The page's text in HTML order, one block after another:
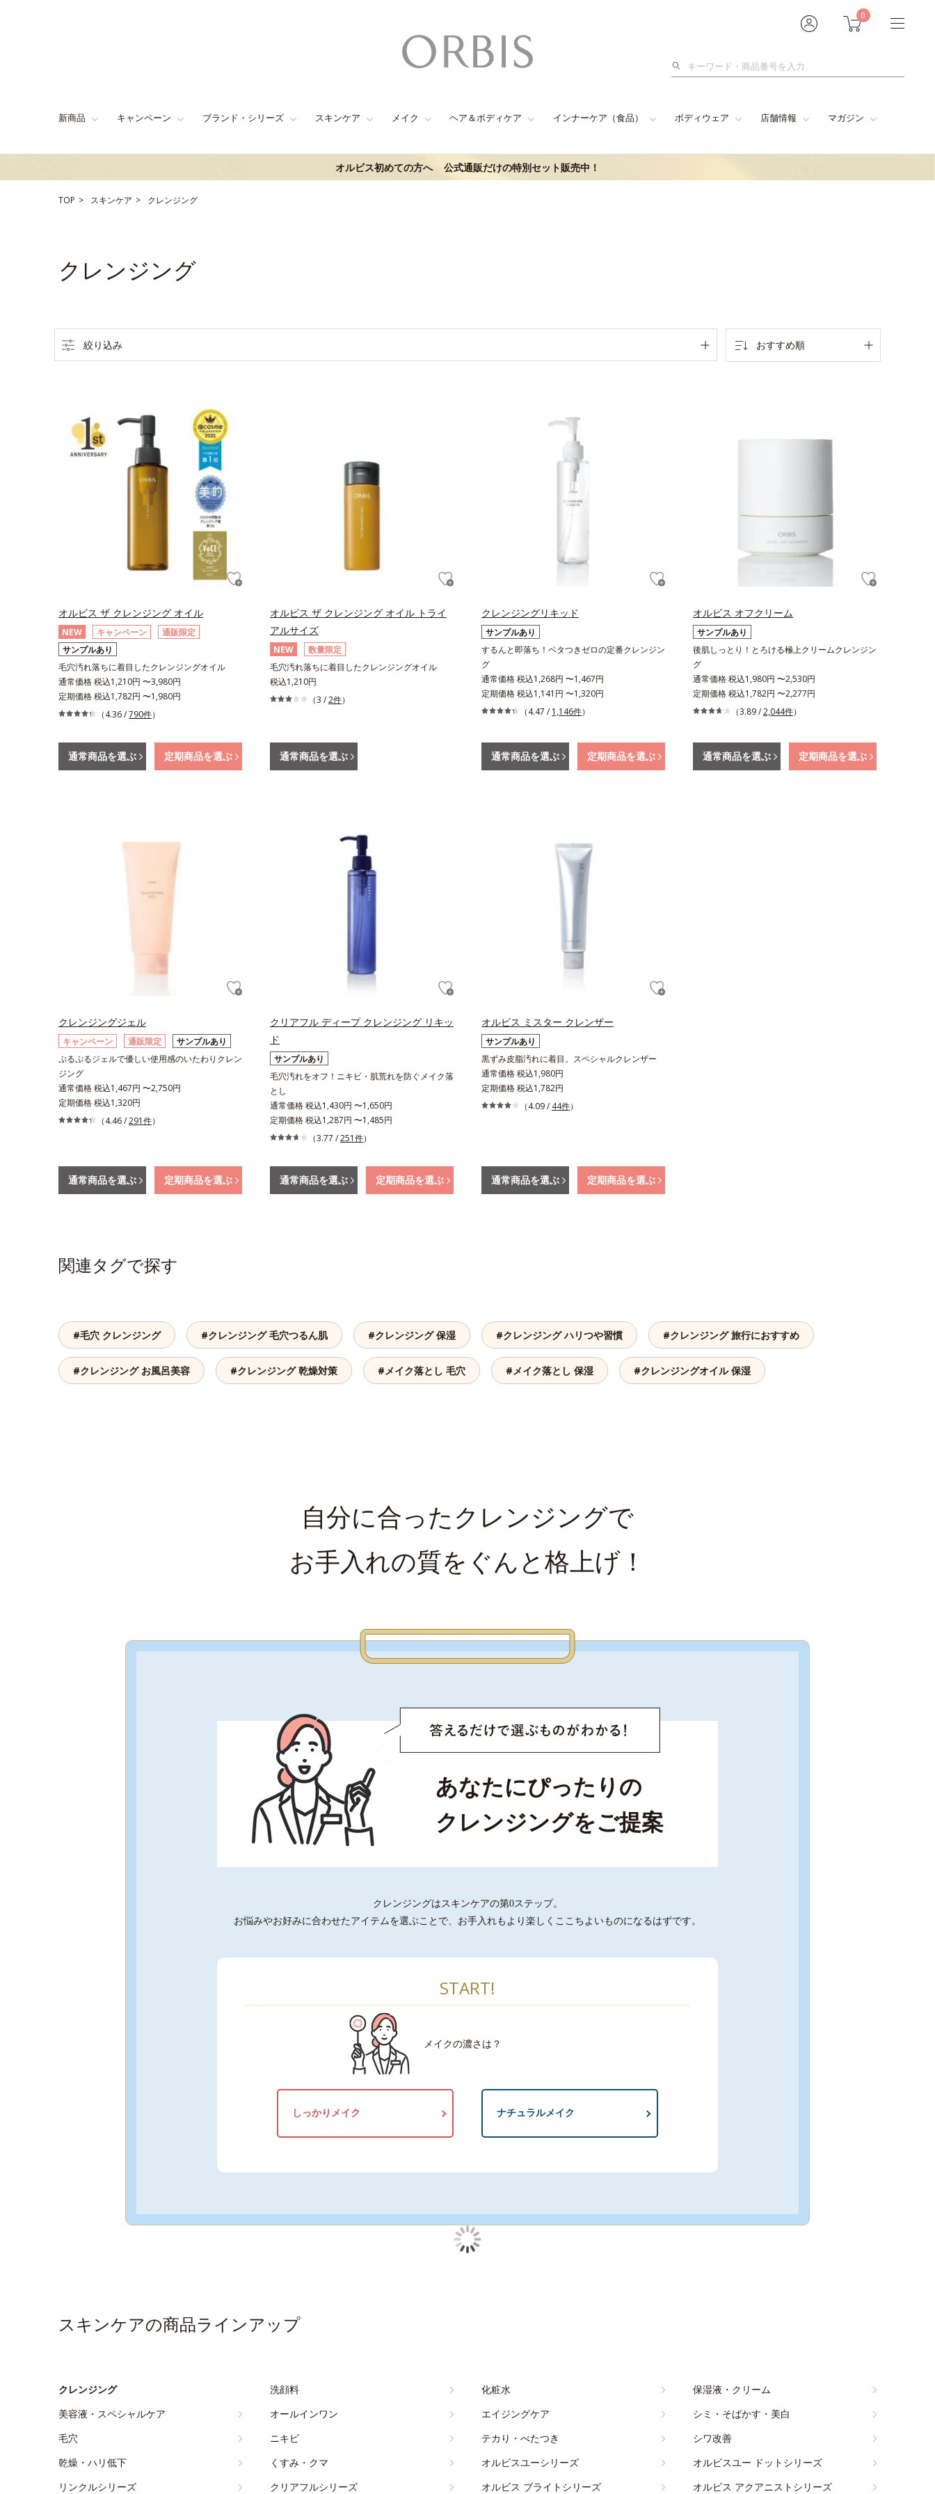
0
検
新商品 キャンペーン ブランド・シリーズ スキンケア メイク ヘア＆ボディケア インナーケア（食品） ボディウェア 店舗情報 マガジン
オルビス初めての方へ 公式通販だけの特別セット販売中！
TOP スキンケア クレンジング
クレンジング
絞り込み おすすめ順
オルビス ザ クレンジング オイル
NEW キャンペーン
通販限定
サンプルあり
毛穴汚れ落ちに着目したクレンジングオイル
通常価格 税込1,210円 〜3,980円
定期価格 税込1,782円 〜1,980円
（4.36 /790件）
通常商品を選ぶ 定期商品を選ぶ
オルビス ザ クレンジング オイル トライ
アルサイズ
NEW
数量限定
毛穴汚れ落ちに着目したクレンジングオイル
税込1,210円
（3 /2件）
通常商品を選ぶ
クレンジングリキッド
サンプルあり
するんと即落ち！ベタつきゼロの定番クレンジン
グ
通常価格 税込1,268円 〜1,467円
定期価格 税込1,141円 〜1,320円
（4.47 / 1,146件）
通常商品を選ぶ 定期商品を選ぶ
オルビス オフクリーム
サンプルあり
後肌しっとり！とろける極上クリームクレンジン
グ
通常価格 税込1,980円 〜2,530円
定期価格 税込1,782円 〜2,277円
（3.89 /2,044件）
通常商品を選ぶ 定期商品を選ぶ
クレンジングジェル
キャンペーン 通販限定
サンプルあり
ぷるぷるジェルで優しい使用感のいたわりクレン
ジング
通常価格 税込1,467円 〜2,750円
定期価格 税込1,320円
（4.46 /291件）
通常商品を選ぶ 定期商品を選ぶ
クリアフル ディープ クレンジング リキッ
ド
サンプルあり
毛穴汚れをオフ！ニキビ・肌荒れを防ぐメイク落
とし
通常価格 税込1,430円 〜1,650円
定期価格 税込1,287円 〜1,485円
（3.77 /251件）
通常商品を選ぶ 定期商品を選ぶ
オルビス ミスター クレンザー
サンプルあり
黒ずみ皮脂汚れに着目。スペシャルクレンザー
通常価格 税込1,980円
定期価格 税込1,782円
（4.09 / 44件）
通常商品を選ぶ 定期商品を選ぶ
関連タグで探す
#毛穴 クレンジング #クレンジング 毛穴つるん肌 #クレンジング 保湿 #クレンジング ハリつや習慣 #クレンジング 旅行におすすめ
#クレンジング お風呂美容 #クレンジング 乾燥対策 #メイク落とし 毛穴 #メイク落とし 保湿 #クレンジングオイル 保湿
自分に合ったクレンジングで
お手入れの質をぐんと格上げ！
あなたにぴったりの
クレンジングをご提案
クレンジングはスキンケアの第0ステップ。
お悩みやお好みに合わせたアイテムを選ぶことで、お手入れもより楽しくここちよいものになるはずです。
START!
メイクの濃さは？
しっかりメイク ナチュラルメイク
スキンケアの商品ラインアップ
クレンジング 洗顔料 化粧水
保湿液・クリーム
美容液・スペシャルケア
オールインワン エイジングケア
シミ・そばかす・美白
毛穴
ニキビ テカり・べたつき
シワ改善
乾燥・ハリ低下
くすみ・クマ オルビスユーシリーズ
オルビスユー ドットシリーズ
リンクルシリーズ
クリアフルシリーズ オルビス ブライトシリーズ オルビス アクアニストシリーズ